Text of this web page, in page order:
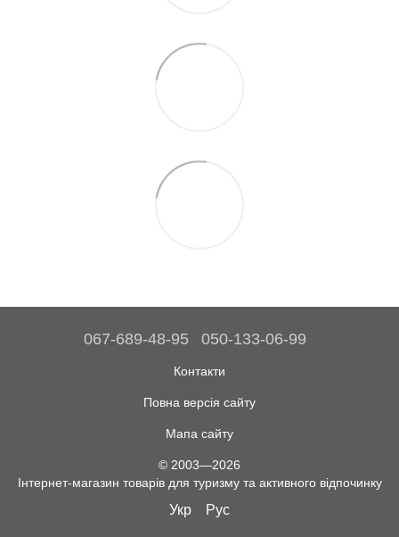
067-689-48-95 050-133-06-99
Контакти
Повна версія сайту
Мапа сайту
© 2003—2026
Інтернет-магазин товарів для туризму та активного відпочинку
Укр Рус